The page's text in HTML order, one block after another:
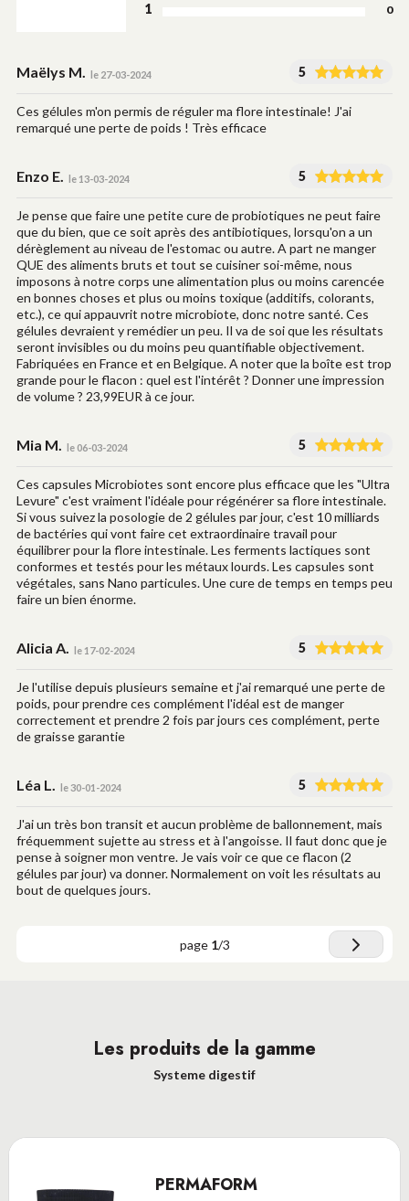
1 0
Maëlys M. le 27-03-2024 5
Ces gélules m'on permis de réguler ma flore intestinale! J'ai
remarqué une perte de poids ! Très efficace
Enzo E. le 13-03-2024 5
Je pense que faire une petite cure de probiotiques ne peut faire
que du bien, que ce soit après des antibiotiques, lorsqu'on a un
dérèglement au niveau de l'estomac ou autre. A part ne manger
QUE des aliments bruts et tout se cuisiner soi-même, nous
imposons à notre corps une alimentation plus ou moins carencée
en bonnes choses et plus ou moins toxique (additifs, colorants,
etc.), ce qui appauvrit notre microbiote, donc notre santé. Ces
gélules devraient y remédier un peu. Il va de soi que les résultats
seront invisibles ou du moins peu quantifiable objectivement.
Fabriquées en France et en Belgique. A noter que la boîte est trop
grande pour le flacon : quel est l'intérêt ? Donner une impression
de volume ? 23,99EUR à ce jour.
Mia M. le 06-03-2024 5
Ces capsules Microbiotes sont encore plus efficace que les "Ultra
Levure" c'est vraiment l'idéale pour régénérer sa flore intestinale.
Si vous suivez la posologie de 2 gélules par jour, c'est 10 milliards
de bactéries qui vont faire cet extraordinaire travail pour
équilibrer pour la flore intestinale. Les ferments lactiques sont
conformes et testés pour les métaux lourds. Les capsules sont
végétales, sans Nano particules. Une cure de temps en temps peu
faire un bien énorme.
Alicia A. le 17-02-2024 5
Je l'utilise depuis plusieurs semaine et j'ai remarqué une perte de
poids, pour prendre ces complément l'idéal est de manger
correctement et prendre 2 fois par jours ces complément, perte
de graisse garantie
Léa L. le 30-01-2024 5
J'ai un très bon transit et aucun problème de ballonnement, mais
fréquemment sujette au stress et à l'angoisse. Il faut donc que je
pense à soigner mon ventre. Je vais voir ce que ce flacon (2
gélules par jour) va donner. Normalement on voit les résultats au
bout de quelques jours.
page 1/3
Les produits de la gamme
Systeme digestif
PERMAFORM